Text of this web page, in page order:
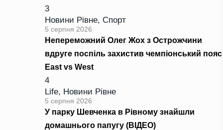
3
Новини Рівне, Спорт
5 серпня 2026
Непереможний Олег Жох з Острожчини
вдруге поспіль захистив чемпіонський пояс
East vs West
4
Life, Новини Рівне
5 серпня 2026
У парку Шевченка в Рівному знайшли
домашнього папугу (ВІДЕО)